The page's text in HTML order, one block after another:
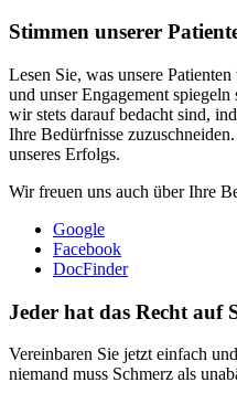
Stimmen unserer
Lesen Sie, was unsere
und unser Engagement
wir stets darauf bedacht sind,
Ihre Bedürfnisse
unseres Erfolgs.
Wir freuen uns auch über Ihre
Google
Facebook
DocFinder
Jeder hat das Recht auf
Vereinbaren Sie jetzt einfach
niemand muss Schmerz als